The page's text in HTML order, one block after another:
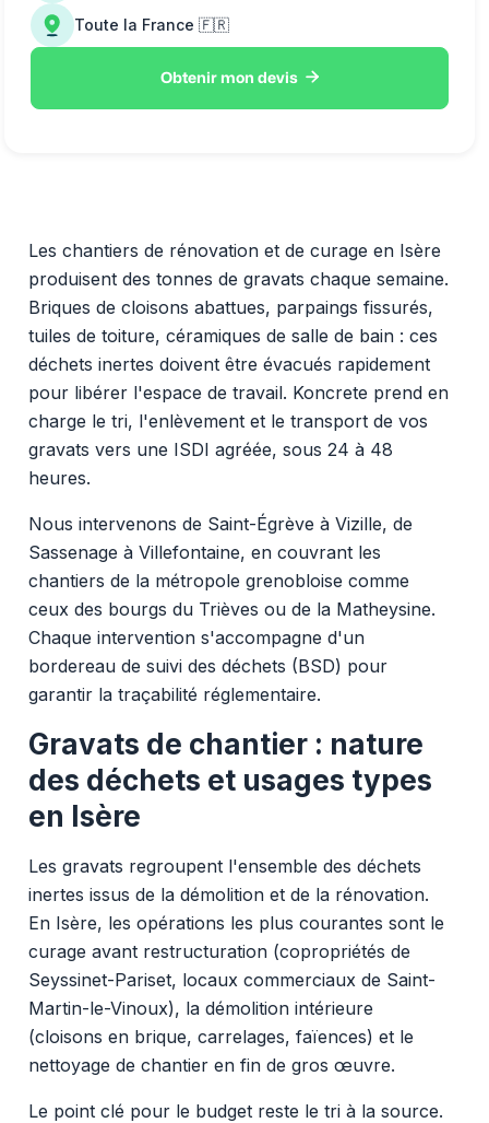
Les chantiers de rénovation et de curage en Isère
produisent des tonnes de gravats chaque semaine.
Briques de cloisons abattues, parpaings fissurés,
tuiles de toiture, céramiques de salle de bain : ces
déchets inertes doivent être évacués rapidement
pour libérer l'espace de travail. Koncrete prend en
charge le tri, l'enlèvement et le transport de vos
gravats vers une ISDI agréée, sous 24 à 48
heures.
Nous intervenons de Saint-Égrève à Vizille, de
Sassenage à Villefontaine, en couvrant les
chantiers de la métropole grenobloise comme
ceux des bourgs du Trièves ou de la Matheysine.
Chaque intervention s'accompagne d'un
bordereau de suivi des déchets (BSD) pour
garantir la traçabilité réglementaire.
Gravats de chantier : nature
des déchets et usages types
en Isère
Les gravats regroupent l'ensemble des déchets
inertes issus de la démolition et de la rénovation.
En Isère, les opérations les plus courantes sont le
curage avant restructuration (copropriétés de
Seyssinet-Pariset, locaux commerciaux de Saint-
Martin-le-Vinoux), la démolition intérieure
(cloisons en brique, carrelages, faïences) et le
nettoyage de chantier en fin de gros œuvre.
Le point clé pour le budget reste le tri à la source.
Toute la France 🇫🇷
Obtenir mon devis 